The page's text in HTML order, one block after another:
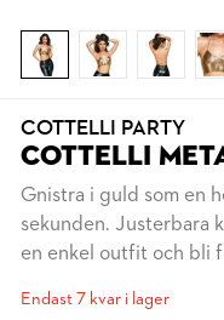
COTTELLI PARTY
COTTELLI
Gnistra i guld som en
sekunden. Justerbara
en enkel outfit och bli
Endast 7 kvar i lager